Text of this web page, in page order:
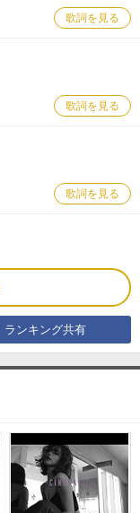
歌詞を見る
歌詞を見る
歌詞を見る
ランキング共有